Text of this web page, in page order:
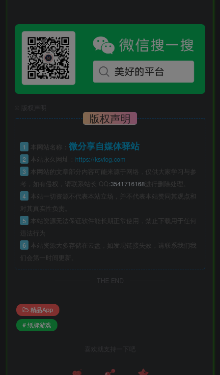
版权声明
版权声明
1 本网站名称： 微分享自媒体驿站
2 本站永久网址： https://ksvlog.com
3
本网站的文章部分内容可能来源于网络，仅供大家学习与参
考，如有侵权，请联系站长 QQ:3541716168进行删除处理。
4
本站一切资源不代表本站立场，并不代表本站赞同其观点和
对其真实性负责。
5
本站资源无法保证软件能长期正常使用，禁止下载用于任何
违法行为
6
本站资源大多存储在云盘，如发现链接失效，请联系我们我
们会第一时间更新。
THE END
精品App
# 纸牌游戏
喜欢就支持一下吧